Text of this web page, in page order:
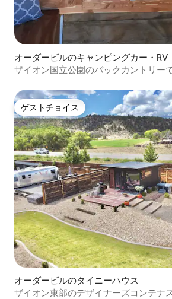
オーダービルのキャンピングカー・RV
ザイオン国立公園のバックカントリー
ゲストチョイス
ゲストチョイス
オーダービルのタイニーハウス
ザイオン東部のデザイナーズコンテナ